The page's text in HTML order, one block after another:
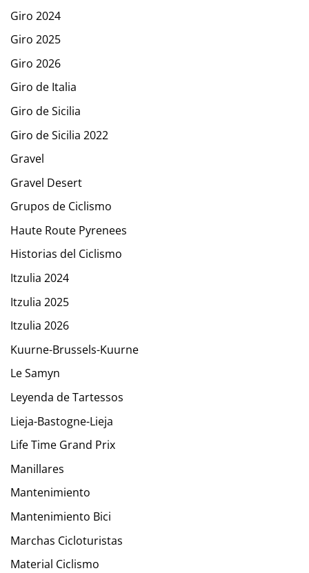
Giro 2024
Giro 2025
Giro 2026
Giro de Italia
Giro de Sicilia
Giro de Sicilia 2022
Gravel
Gravel Desert
Grupos de Ciclismo
Haute Route Pyrenees
Historias del Ciclismo
Itzulia 2024
Itzulia 2025
Itzulia 2026
Kuurne-Brussels-Kuurne
Le Samyn
Leyenda de Tartessos
Lieja-Bastogne-Lieja
Life Time Grand Prix
Manillares
Mantenimiento
Mantenimiento Bici
Marchas Cicloturistas
Material Ciclismo